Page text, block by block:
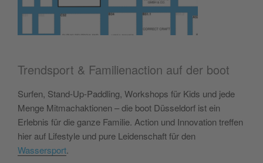
Trendsport & Familienaction auf der boot
Surfen, Stand-Up-Paddling, Workshops für Kids und jede
Menge Mitmachaktionen – die boot Düsseldorf ist ein
Erlebnis für die ganze Familie. Action und Innovation treffen
hier auf Lifestyle und pure Leidenschaft für den
Wassersport.